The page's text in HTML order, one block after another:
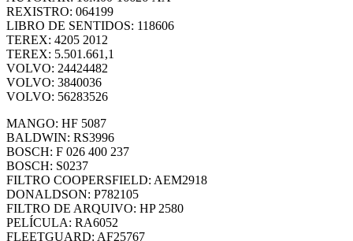
REXISTRO: 064199
LIBRO DE SENTIDOS: 118606
TEREX: 4205 2012
TEREX: 5.501.661,1
VOLVO: 24424482
VOLVO: 3840036
VOLVO: 56283526
MANGO: HF 5087
BALDWIN: RS3996
BOSCH: F 026 400 237
BOSCH: S0237
FILTRO COOPERSFIELD: AEM2918
DONALDSON: P782105
FILTRO DE ARQUIVO: HP 2580
PELÍCULA: RA6052
FLEETGUARD: AF25767